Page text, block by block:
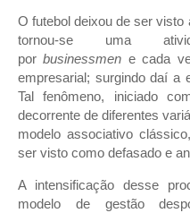
O futebol deixou de ser
tornou-se uma
porbusinessmen e cada
empresarial; surgindo daí a
Tal fenômeno, iniciado
decorrente de diferentes
modelo associativo
ser visto como defasado e
A intensificação desse
modelo de gestão